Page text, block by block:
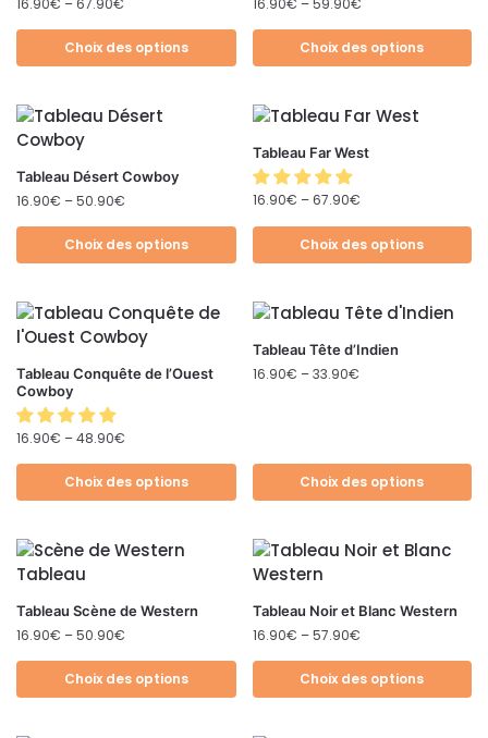
16.90€ –67.90€
Choix des options
16.90€ –59.90€
Choix des options
Tableau Désert Cowboy
16.90€ –50.90€
Choix des options
Tableau Far West
16.90€ –67.90€
Choix des options
Tableau Conquête de l’Ouest
Cowboy
16.90€ –48.90€
Choix des options
Tableau Tête d’Indien
16.90€ –33.90€
Choix des options
Tableau Scène de Western
16.90€ –50.90€
Choix des options
Tableau Noir et Blanc Western
16.90€ –57.90€
Choix des options